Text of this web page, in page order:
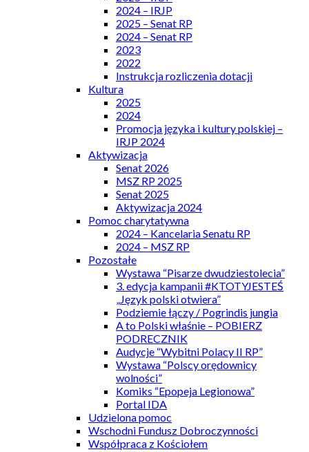
2024 – IRJP
2025 – Senat RP
2024 – Senat RP
2023
2022
Instrukcja rozliczenia dotacji
Kultura
2025
2024
Promocja języka i kultury polskiej –
IRJP 2024
Aktywizacja
Senat 2026
MSZ RP 2025
Senat 2025
Aktywizacja 2024
Pomoc charytatywna
2024 – Kancelaria Senatu RP
2024 – MSZ RP
Pozostałe
Wystawa “Pisarze dwudziestolecia”
3. edycja kampanii #KTOTYJESTEŚ
„Język polski otwiera”
Podziemie łączy / Pogrindis jungia
A to Polski właśnie – POBIERZ
PODRECZNIK
Audycje “Wybitni Polacy II RP”
Wystawa “Polscy orędownicy
wolności”
Komiks “Epopeja Legionowa”
Portal IDA
Udzielona pomoc
Wschodni Fundusz Dobroczynności
Współpraca z Kościołem